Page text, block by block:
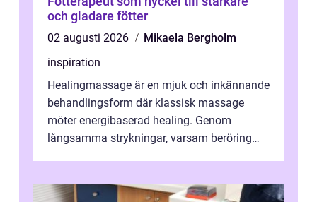
och gladare fötter
02 augusti 2026
Mikaela Bergholm
inspiration
Healingmassage är en mjuk och inkännande
behandlingsform där klassisk massage
möter energibaserad healing. Genom
långsamma strykningar, varsam beröring